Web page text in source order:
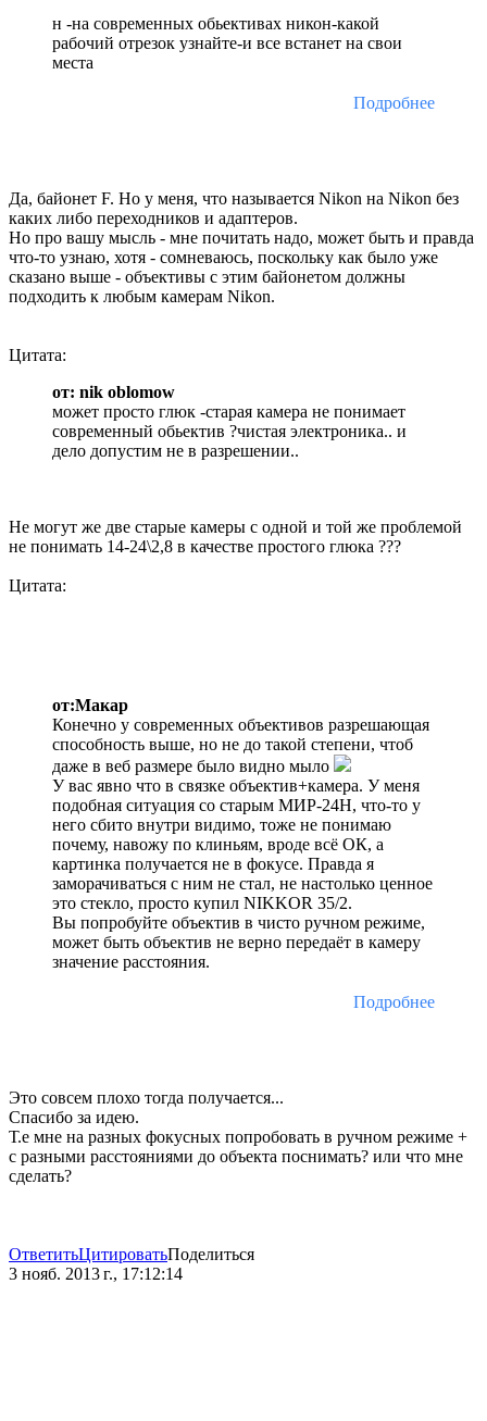
н -на современных обьективах никон-какой
рабочий отрезок узнайте-и все встанет на свои
места
Подробнее
Да, байонет F. Но у меня, что называется Nikon на Nikon без
каких либо переходников и адаптеров.
Но про вашу мысль - мне почитать надо, может быть и правда
что-то узнаю, хотя - сомневаюсь, поскольку как было уже
сказано выше - объективы с этим байонетом должны
подходить к любым камерам Nikon.
Цитата:
от: nik oblomow
может просто глюк -старая камера не понимает
современный обьектив ?чистая электроника.. и
дело допустим не в разрешении..
Не могут же две старые камеры с одной и той же проблемой
не понимать 14-24\2,8 в качестве простого глюка ???
Цитата:
от:Макар
Конечно у современных объективов разрешающая
способность выше, но не до такой степени, чтоб
даже в веб размере было видно мыло
У вас явно что в связке объектив+камера. У меня
подобная ситуация со старым МИР-24Н, что-то у
него сбито внутри видимо, тоже не понимаю
почему, навожу по клиньям, вроде всё ОК, а
картинка получается не в фокусе. Правда я
заморачиваться с ним не стал, не настолько ценное
это стекло, просто купил NIKKOR 35/2.
Вы попробуйте объектив в чисто ручном режиме,
может быть объектив не верно передаёт в камеру
значение расстояния.
Подробнее
Это совсем плохо тогда получается...
Спасибо за идею.
Т.е мне на разных фокусных попробовать в ручном режиме +
с разными расстояниями до объекта поснимать? или что мне
сделать?
ОтветитьЦитироватьПоделиться
3 нояб. 2013 г., 17:12:14